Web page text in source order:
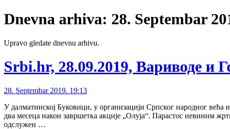
Dnevna arhiva: 28. Septembar
Upravo gledate dnevnu arhivu.
Srbi.hr, 28.09.2019, Вариводе и
28. Septembar 2019. 19:13
У далматинској Буковици, у организацији Српског народног
два месеца након завршетка акције „Олуја“. Парастос невиним
одслужен …